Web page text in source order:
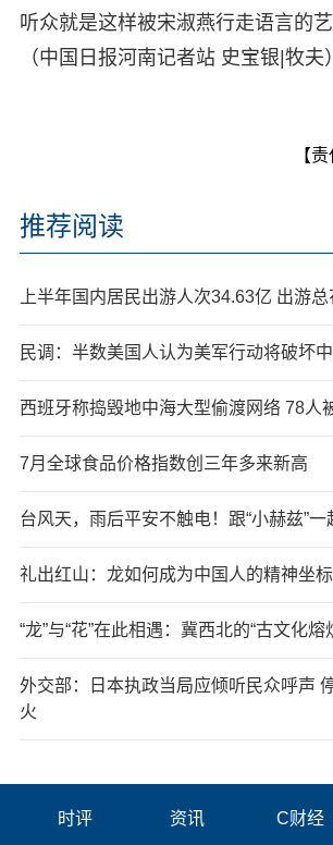
听众就是这样被宋淑燕行走语言的艺
（中国日报河南记者站 史宝银|牧夫）
【
推荐阅读
上半年国内居民出游人次34.63亿 出游
民调：半数美国人认为美军行动将破坏
西班牙称捣毁地中海大型偷渡网络 78人
7月全球食品价格指数创三年多来新高
台风天，雨后平安不触电！跟“小赫兹”一
礼出红山：龙如何成为中国人的精神坐标
“龙”与“花”在此相遇：冀西北的“古文化熔
外交部：日本执政当局应倾听民众呼声
火
时评 资讯 C财经